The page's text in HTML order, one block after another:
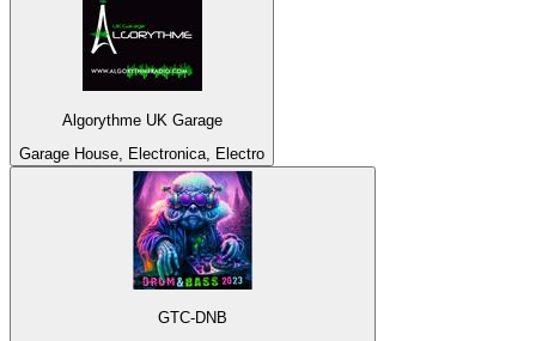
Algorythme UK Garage
Garage House, Electronica, Electro
GTC-DNB